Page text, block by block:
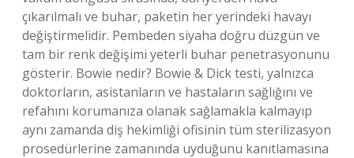
çıkarılmalı ve buhar, paketin her yerindeki havayı
değiştirmelidir. Pembeden siyaha doğru düzgün ve
tam bir renk değişimi yeterli buhar penetrasyonunu
gösterir. Bowie nedir? Bowie & Dick testi, yalnızca
doktorların, asistanların ve hastaların sağlığını ve
refahını korumanıza olanak sağlamakla kalmayıp
aynı zamanda diş hekimliği ofisinin tüm sterilizasyon
prosedürlerine zamanında uyduğunu kanıtlamasına